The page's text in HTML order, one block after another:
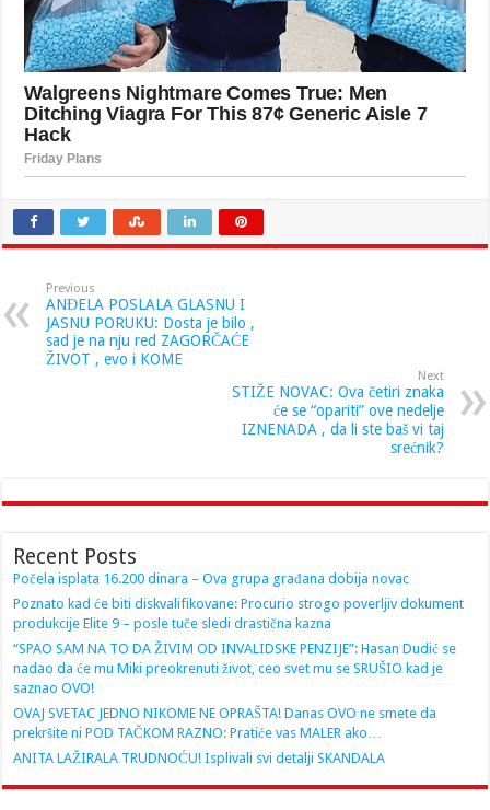
Previous
ANĐELA POSLALA GLASNU I
JASNU PORUKU: Dosta je bilo ,
sad je na nju red ZAGORČAĆE
ŽIVOT , evo i KOME
Next
STIŽE NOVAC: Ova četiri znaka
će se “opariti” ove nedelje
IZNENADA , da li ste baš vi taj
srećnik?
Recent Posts
Počela isplata 16.200 dinara – Ova grupa građana dobija novac
Poznato kad će biti diskvalifikovane: Procurio strogo poverljiv dokument
produkcije Elite 9 – posle tuče sledi drastična kazna
“SPAO SAM NA TO DA ŽIVIM OD INVALIDSKE PENZIJE”: Hasan Dudić se
nadao da će mu Miki preokrenuti život, ceo svet mu se SRUŠIO kad je
saznao OVO!
OVAJ SVETAC JEDNO NIKOME NE OPRAŠTA! Danas OVO ne smete da
prekršite ni POD TAČKOM RAZNO: Pratiće vas MALER ako…
ANITA LAŽIRALA TRUDNOĆU! Isplivali svi detalji SKANDALA